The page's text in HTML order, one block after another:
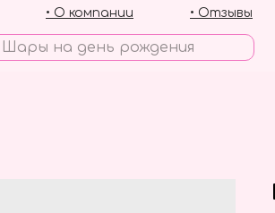
• Отзывы
• О компании